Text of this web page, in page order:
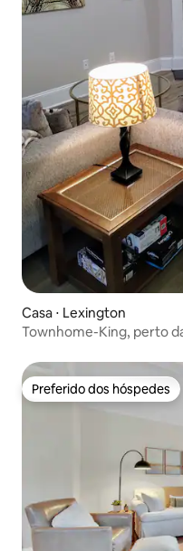
Casa ⋅ Lexington
Townhome-King, perto
Preferido dos hóspedes
Preferido dos hóspedes